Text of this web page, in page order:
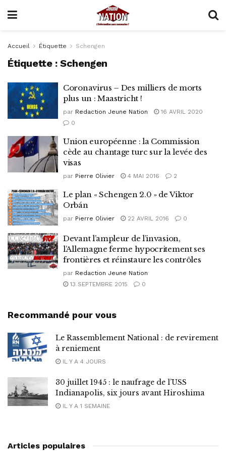
Accueil Étiquette Schengen
Étiquette :Schengen
Coronavirus – Des milliers de morts
plus un : Maastricht !
par Redaction Jeune Nation
16 AVRIL 2020
0
Union européenne : la Commission
cède au chantage turc sur la levée des
visas
par Pierre Olivier 4 MAI 2016 2
Le plan « Schengen 2.0 » de Viktor
Orbán
par Pierre Olivier 22 AVRIL 2016 0
Devant l’ampleur de l’invasion,
l’Allemagne ferme hypocritement ses
frontières et réinstaure les contrôles
par Redaction Jeune Nation
13 SEPTEMBRE 2015
0
Recommandé pour vous
Le Rassemblement National : de revirement
à reniement
IL Y A 4 JOURS
30 juillet 1945 : le naufrage de l’USS
Indianapolis, six jours avant Hiroshima
IL Y A 1 SEMAINE
Articles populaires